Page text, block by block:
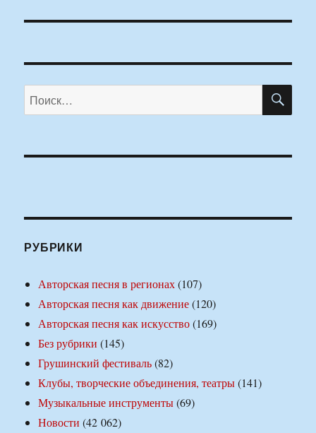
Искать:
РУБРИКИ
Авторская песня в регионах(107)
Авторская песня как движение(120)
Авторская песня как искусство(169)
Без рубрики (145)
Грушинский фестиваль(82)
Клубы, творческие объединения, театры(141)
Музыкальные инструменты(69)
Новости (42 062)